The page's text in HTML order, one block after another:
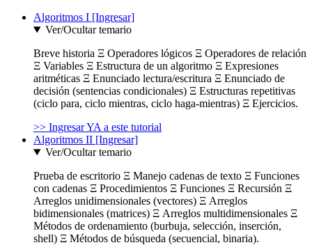
Algoritmos I [Ingresar]
Ver/Ocultar temario
Breve historia Ξ Operadores lógicos Ξ Operadores de relación
Ξ Variables Ξ Estructura de un algoritmo Ξ Expresiones
aritméticas Ξ Enunciado lectura/escritura Ξ Enunciado de
decisión (sentencias condicionales) Ξ Estructuras repetitivas
(ciclo para, ciclo mientras, ciclo haga-mientras) Ξ Ejercicios.
>> Ingresar YA a este tutorial
Algoritmos II [Ingresar]
Ver/Ocultar temario
Prueba de escritorio Ξ Manejo cadenas de texto Ξ Funciones
con cadenas Ξ Procedimientos Ξ Funciones Ξ Recursión Ξ
Arreglos unidimensionales (vectores) Ξ Arreglos
bidimensionales (matrices) Ξ Arreglos multidimensionales Ξ
Métodos de ordenamiento (burbuja, selección, inserción,
shell) Ξ Métodos de búsqueda (secuencial, binaria).